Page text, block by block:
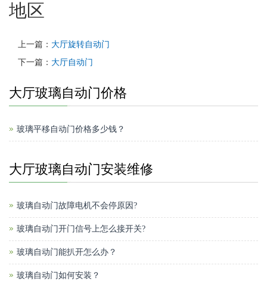
地区
上一篇： 大厅旋转自动门
下一篇： 大厅自动门
大厅玻璃自动门价格
玻璃平移自动门价格多少钱？
大厅玻璃自动门安装维修
玻璃自动门故障电机不会停原因?
玻璃自动门开门信号上怎么接开关?
玻璃自动门能扒开怎么办？
玻璃自动门如何安装？